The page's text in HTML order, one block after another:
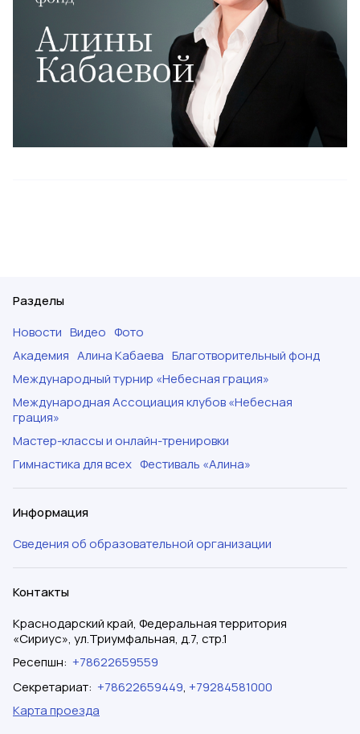
Разделы
Новости Видео Фото
Академия Алина Кабаева Благотворительный фонд
Международный турнир «Небесная грация»
Международная Ассоциация клубов «Небесная
грация»
Мастер-классы и онлайн-тренировки
Гимнастика для всех Фестиваль «Алина»
Информация
Сведения об образовательной организации
Контакты
Краснодарский край, Федеральная территория
«Сириус», ул.Триумфальная, д.7, стр.1
Ресепшн: +78622659559
Секретариат: +78622659449, +79284581000
Карта проезда